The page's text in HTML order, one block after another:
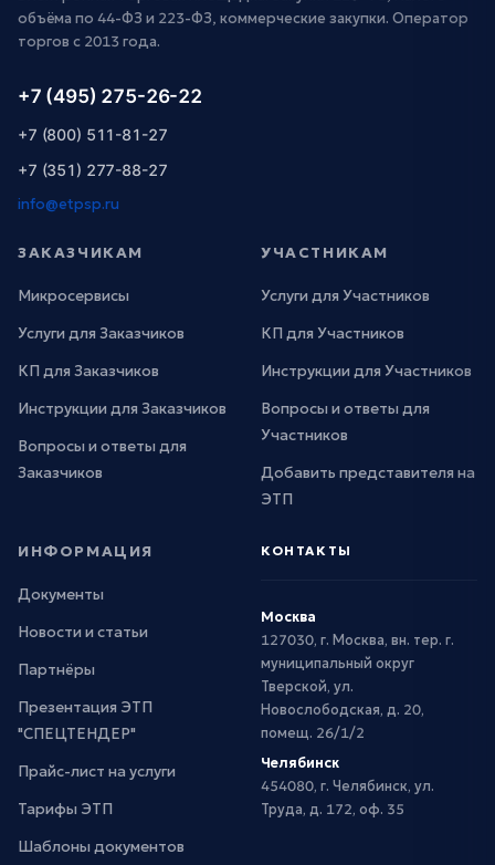
объёма по 44-ФЗ и 223-ФЗ, коммерческие закупки. Оператор
торгов с 2013 года.
+7 (495) 275-26-22
+7 (800) 511-81-27
+7 (351) 277-88-27
info@etpsp.ru
ЗАКАЗЧИКАМ
Микросервисы
Услуги для Заказчиков
КП для Заказчиков
Инструкции для Заказчиков
Вопросы и ответы для
Заказчиков
УЧАСТНИКАМ
Услуги для Участников
КП для Участников
Инструкции для Участников
Вопросы и ответы для
Участников
Добавить представителя на
ЭТП
ИНФОРМАЦИЯ
Документы
Новости и статьи
Партнёры
Презентация ЭТП
"СПЕЦТЕНДЕР"
Прайс-лист на услуги
Тарифы ЭТП
Шаблоны документов
КОНТАКТЫ
Москва
127030, г. Москва, вн. тер. г.
муниципальный округ
Тверской, ул.
Новослободская, д. 20,
помещ. 26/1/2
Челябинск
454080, г. Челябинск, ул.
Труда, д. 172, оф. 35